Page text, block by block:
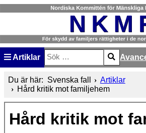
Artiklar
Sök
Type 2 or more characters
Du är här: Svenska fall
Artiklar
Hård kritik mot familjehem
Hård kritik mot